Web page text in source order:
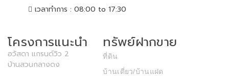
เวลาทำการ : 08:00 to 17:30
โครงการแนะนำ
อวัสดา แกรนด์วิว 2
บ้านสวนกลางดง
ทรัพย์ฝากขาย
ที่ดิน
บ้านเดี่ยว/บ้านแฝด